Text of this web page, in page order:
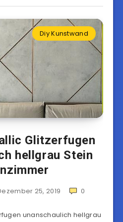
Diy Kunstwand
Glitzerfugen
hellgrau Stein
25, 2019 0
unanschaulich hellgrau